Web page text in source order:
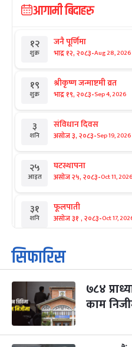
आगामी बिदाहरु
१२
शुक्र
जनै पूर्णिमा
भाद्र १२, २०८३-Aug 28, 2026
१९
शुक्र
श्रीकृष्ण जन्माष्टमी व्रत
भाद्र १९, २०८३-Sep 4, 2026
३
शनि
संविधान दिवस
असोज ३, २०८३-Sep 19, 2026
२५
आइत
घटस्थापना
असोज २५, २०८३-Oct 11, 2026
३१
शनि
फूलपाती
असोज ३१ , २०८३-Oct 17,
१
आइत
कार्तिक सङ्क्रान्ति
कार्तिक १, २०८३
३
मंगल
महानवमी
कार्तिक ३, २०८३-Oct 20,
४
बुध कार्तिक ४, २०८३ Oct 21, 2026
सिफारिस
७८४
काम